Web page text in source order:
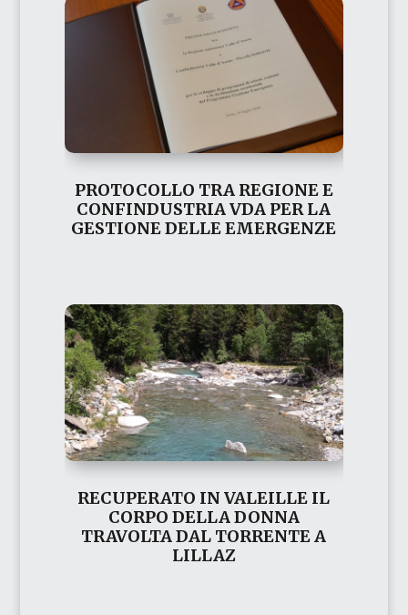
PROTOCOLLO TRA REGIONE E
CONFINDUSTRIA VDA PER LA
GESTIONE DELLE EMERGENZE
RECUPERATO IN VALEILLE IL
CORPO DELLA DONNA
TRAVOLTA DAL TORRENTE A
LILLAZ